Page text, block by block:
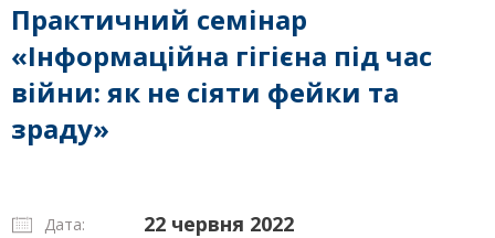
Практичний семінар
«Інформаційна гігієна під час
війни: як не сіяти фейки та
зраду»
Дата: 22 червня 2022